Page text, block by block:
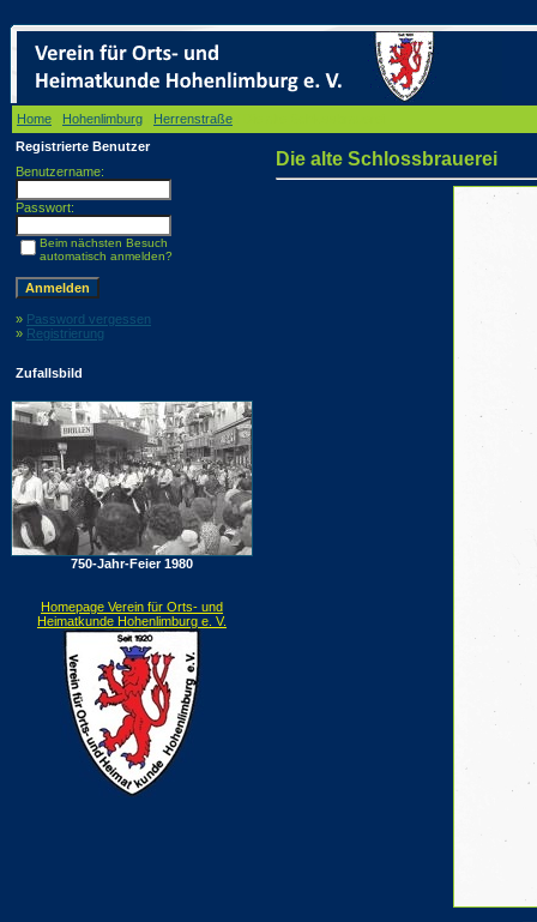
Home Hohenlimburg Herrenstraße
Registrierte Benutzer
Benutzername:
Passwort:
Beim nächsten Besuch
automatisch anmelden?
» Password vergessen
» Registrierung
Zufallsbild
750-Jahr-Feier 1980
Homepage Verein für Orts- und
Heimatkunde Hohenlimburg e. V.
Die alte Schlossbrauerei